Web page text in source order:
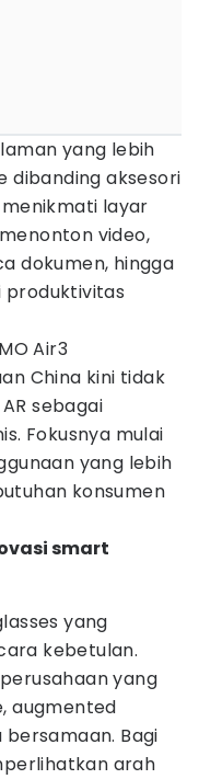
yang lebih
dibanding aksesori
layar
video,
dokumen, hingga
produktivitas
Air3
China kini tidak
sebagai
Fokusnya mulai
yang lebih
konsumen
smart
yang
kebetulan.
yang
augmented
Bagi
arah